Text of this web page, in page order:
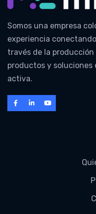
Somos una empresa
experiencia
través de la
productos y
activa.